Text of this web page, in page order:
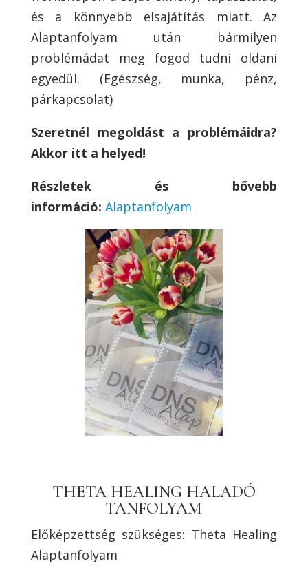
és a könnyebb elsajátítás miatt. Az
Alaptanfolyam után bármilyen
problémádat meg fogod tudni oldani
egyedül. (Egészség, munka, pénz,
párkapcsolat)
Szeretnél megoldást a problémáidra?
Akkor itt a helyed!
Részletek és bővebb
információ: Alaptanfolyam
THETA HEALING HALADÓ
TANFOLYAM
Előképzettség szükséges: Theta Healing
Alaptanfolyam